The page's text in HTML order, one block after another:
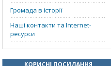
Громада в історії
Наші контакти та Internet-
ресурси
КОРИСНІ ПОСИЛАННЯ